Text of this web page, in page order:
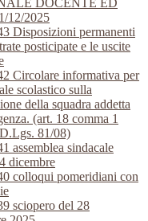
DOCENTE ED
12/2025
Disposizioni permanenti
posticipate e le uscite
Circolare informativa per
scolastico sulla
della squadra addetta
(art. 18 comma 1
81/08)
assemblea sindacale
dicembre
colloqui pomeridiani con
sciopero del 28